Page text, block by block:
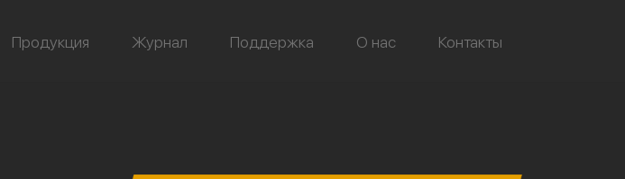
Продукция Журнал Поддержка О нас Контакты